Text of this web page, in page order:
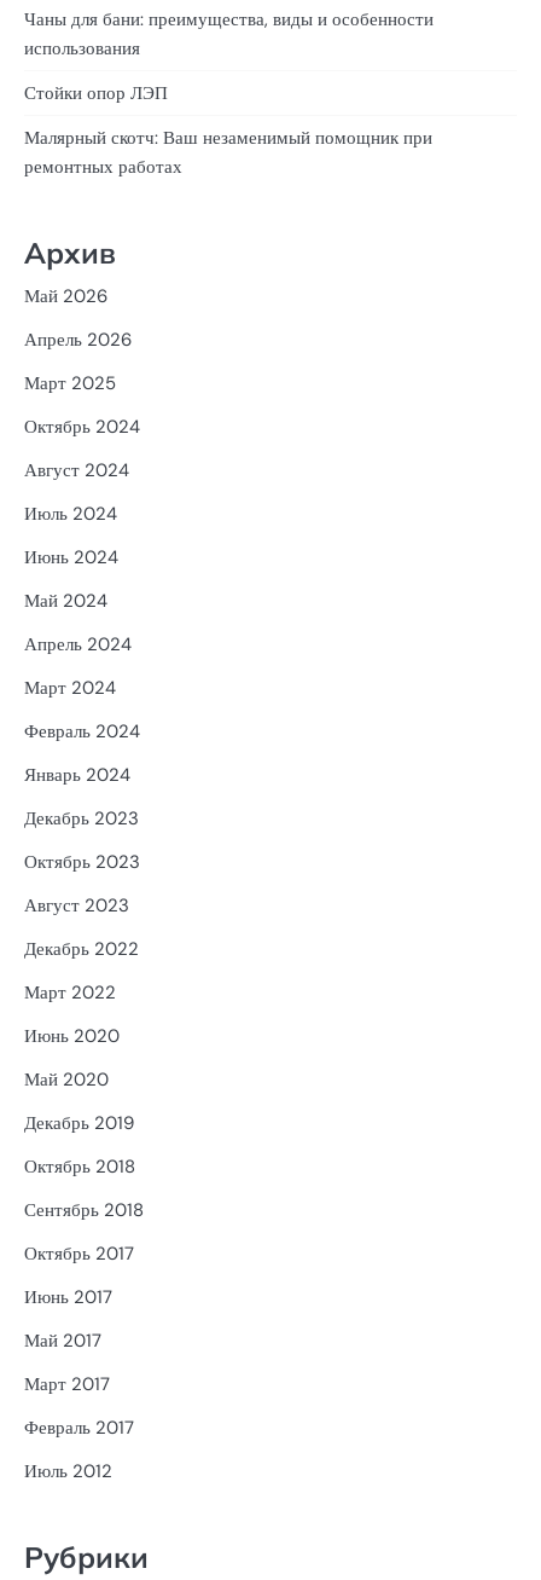
Чаны для бани: преимущества, виды и особенности
использования
Стойки опор ЛЭП
Малярный скотч: Ваш незаменимый помощник при
ремонтных работах
Архив
Май 2026
Апрель 2026
Март 2025
Октябрь 2024
Август 2024
Июль 2024
Июнь 2024
Май 2024
Апрель 2024
Март 2024
Февраль 2024
Январь 2024
Декабрь 2023
Октябрь 2023
Август 2023
Декабрь 2022
Март 2022
Июнь 2020
Май 2020
Декабрь 2019
Октябрь 2018
Сентябрь 2018
Октябрь 2017
Июнь 2017
Май 2017
Март 2017
Февраль 2017
Июль 2012
Рубрики